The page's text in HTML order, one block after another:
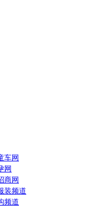
车网
网
商网
装频道
频道